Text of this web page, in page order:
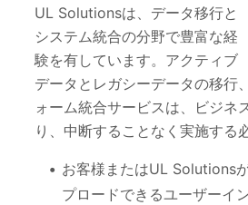
UL Solutionsは、データ移行と
システム統合の分野で豊富な経
験を有しています。アクティブ
データとレガシーデータの移行
ォーム統合サービスは、ビジネ
り、中断することなく実施する
お客様またはUL Solutions
プロードできるユーザーイ